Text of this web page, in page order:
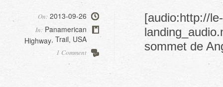
On: 2013-09-26
In: Panamerican
Highway Trail USA
1 Comment
[audio:http://
sommet de